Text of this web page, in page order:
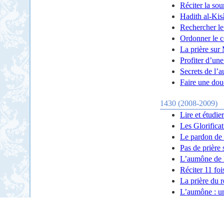
Réciter la
Hadith al-
Rechercher
Ordonner le
La prière sur
Profiter
Secrets de
Faire une
1430 (2008-2009)
Lire et
Les
Le pardon de
Pas de prière
L’aumône
Réciter 11
La prière du
L’aumône :